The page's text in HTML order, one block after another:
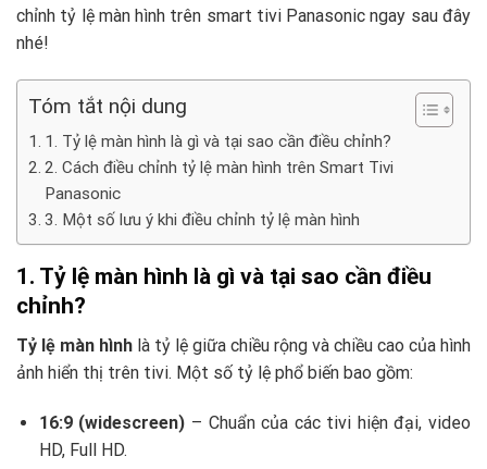
chỉnh tỷ lệ màn hình trên smart tivi Panasonic ngay sau đây
nhé!
Tóm tắt nội dung
1. Tỷ lệ màn hình là gì và tại sao cần điều chỉnh?
2. Cách điều chỉnh tỷ lệ màn hình trên Smart Tivi
Panasonic
3. Một số lưu ý khi điều chỉnh tỷ lệ màn hình
1. Tỷ lệ màn hình là gì và tại sao cần điều
chỉnh?
Tỷ lệ màn hình là tỷ lệ giữa chiều rộng và chiều cao của hình
ảnh hiển thị trên tivi. Một số tỷ lệ phổ biến bao gồm:
16:9 (widescreen) – Chuẩn của các tivi hiện đại, video
HD, Full HD.